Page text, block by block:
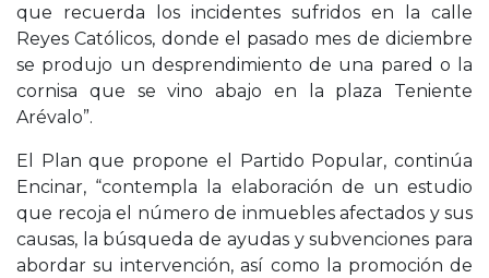
que recuerda los incidentes sufridos en la calle
Reyes Católicos, donde el pasado mes de diciembre
se produjo un desprendimiento de una pared o la
cornisa que se vino abajo en la plaza Teniente
Arévalo”.
El Plan que propone el Partido Popular, continúa
Encinar, “contempla la elaboración de un estudio
que recoja el número de inmuebles afectados y sus
causas, la búsqueda de ayudas y subvenciones para
abordar su intervención, así como la promoción de